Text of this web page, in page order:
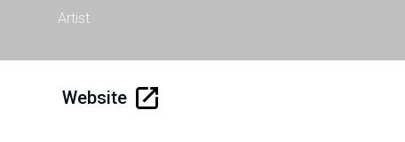
Artist
Website